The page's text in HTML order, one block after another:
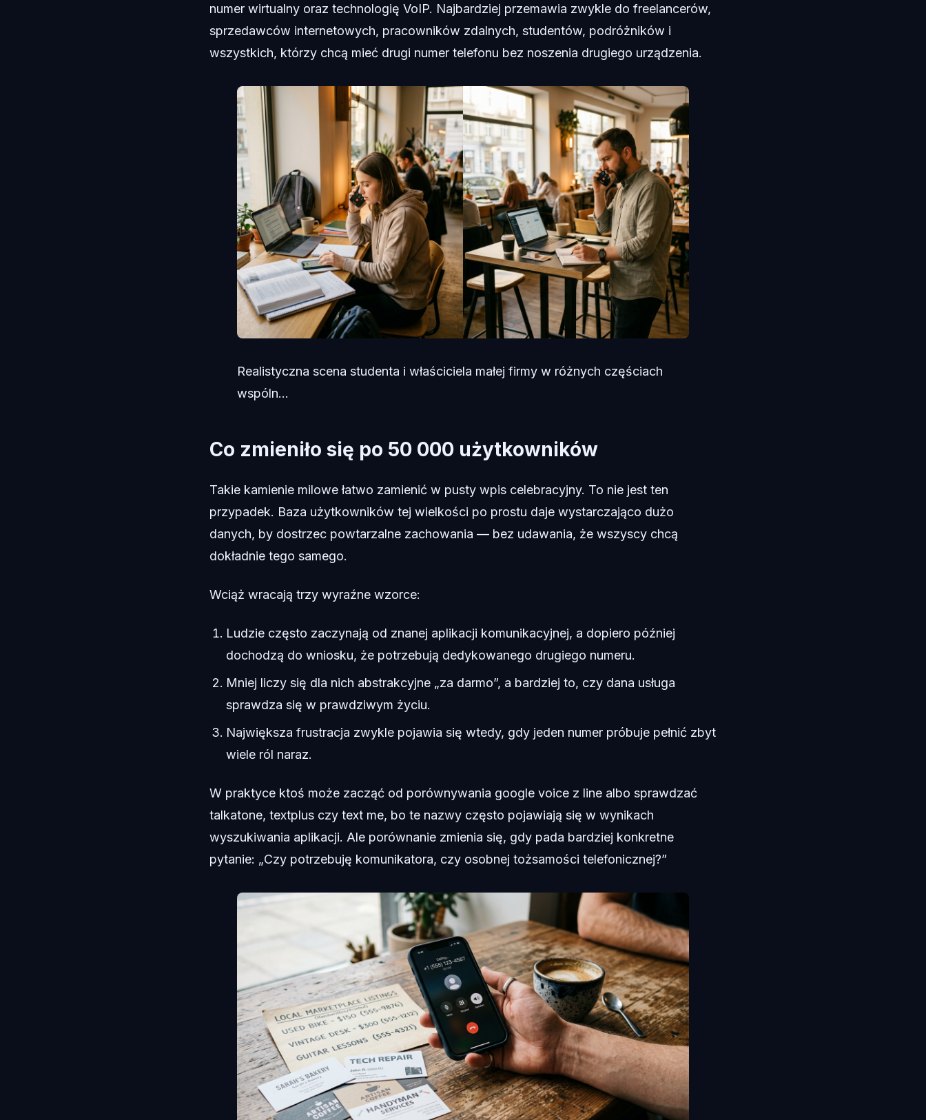
numer wirtualny oraz technologię VoIP. Najbardziej przemawia zwykle do freelancerów,
sprzedawców internetowych, pracowników zdalnych, studentów, podróżników i
wszystkich, którzy chcą mieć drugi numer telefonu bez noszenia drugiego urządzenia.
Realistyczna scena studenta i właściciela małej firmy w różnych częściach
wspóln...
Co zmieniło się po 50 000 użytkowników
Takie kamienie milowe łatwo zamienić w pusty wpis celebracyjny. To nie jest ten
przypadek. Baza użytkowników tej wielkości po prostu daje wystarczająco dużo
danych, by dostrzec powtarzalne zachowania — bez udawania, że wszyscy chcą
dokładnie tego samego.
Wciąż wracają trzy wyraźne wzorce:
Ludzie często zaczynają od znanej aplikacji komunikacyjnej, a dopiero później
dochodzą do wniosku, że potrzebują dedykowanego drugiego numeru.
Mniej liczy się dla nich abstrakcyjne „za darmo”, a bardziej to, czy dana usługa
sprawdza się w prawdziwym życiu.
Największa frustracja zwykle pojawia się wtedy, gdy jeden numer próbuje pełnić zbyt
wiele ról naraz.
W praktyce ktoś może zacząć od porównywania google voice z line albo sprawdzać
talkatone, textplus czy text me, bo te nazwy często pojawiają się w wynikach
wyszukiwania aplikacji. Ale porównanie zmienia się, gdy pada bardziej konkretne
pytanie: „Czy potrzebuję komunikatora, czy osobnej tożsamości telefonicznej?”